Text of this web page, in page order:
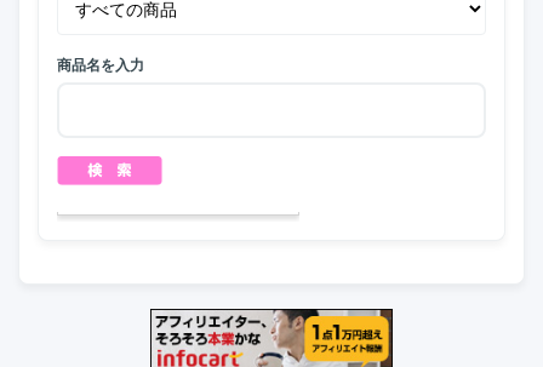
商品名を入力